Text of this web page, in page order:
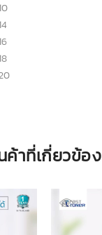
ค้าที่เกี่ยวข้อง